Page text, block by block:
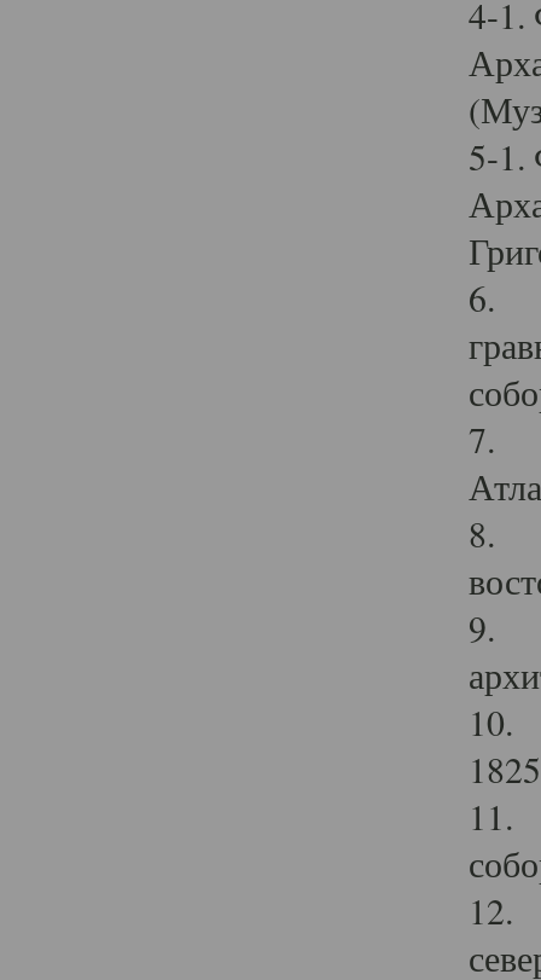
4-1.
5-1.
6.
7.
8.
9.
10.
11.
12.